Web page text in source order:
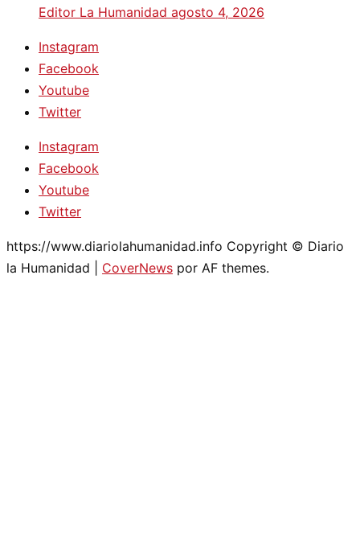
Editor La Humanidad agosto 4, 2026
Instagram
Facebook
Youtube
Twitter
Instagram
Facebook
Youtube
Twitter
https://www.diariolahumanidad.info Copyright © Diario
la Humanidad
CoverNews por AF themes.